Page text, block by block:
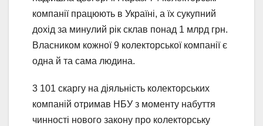
компанії працюють в Україні, а їх сукупний
дохід за минулий рік склав понад 1 млрд грн.
Власником кожної 9 колекторської компанії є
одна й та сама людина.
3 101 скаргу на діяльність колекторських
компаній отримав НБУ з моменту набуття
чинності нового закону про колекторську